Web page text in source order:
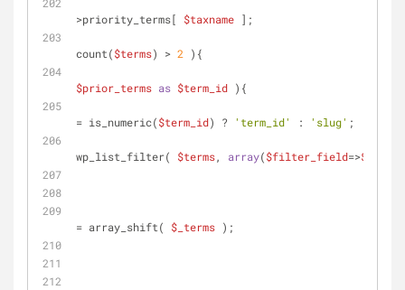
>priority_terms[ $taxname ];
count($terms) > 2 ){
$prior_terms as $term_id ){
= is_numeric($term_id) ? 'term_id' : 'slug' ;
wp_list_filter( $terms, array($filter_field=>
= array_shift( $_terms );